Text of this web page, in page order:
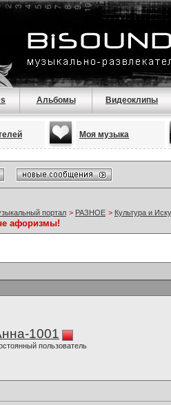
Альбомы Видеоклипы
Моя музыка
портал > РАЗНОЕ > Культура и
афоризмы!
1001
пользователь